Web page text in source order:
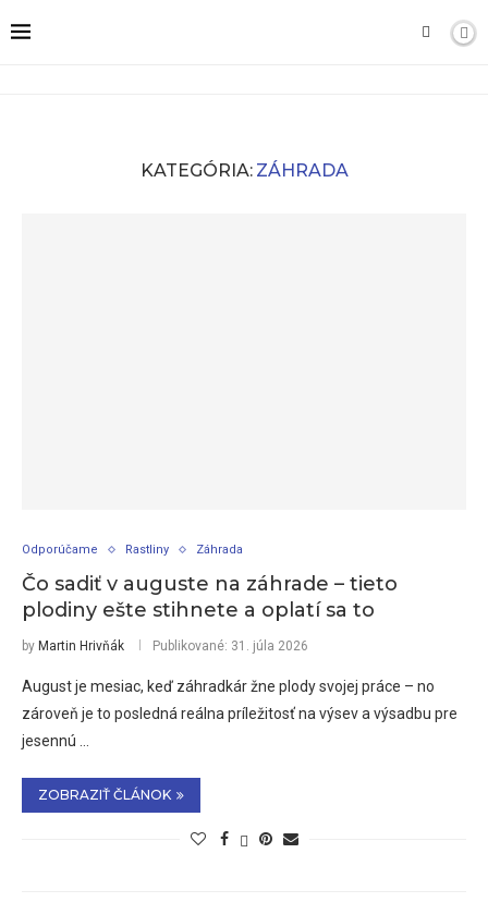
KATEGÓRIA: ZÁHRADA
Odporúčame Rastliny Záhrada
Čo sadiť v auguste na záhrade – tieto
plodiny ešte stihnete a oplatí sa to
by Martin Hrivňák Publikované: 31. júla 2026
August je mesiac, keď záhradkár žne plody svojej práce – no
zároveň je to posledná reálna príležitosť na výsev a výsadbu pre
jesennú …
ZOBRAZIŤ ČLÁNOK